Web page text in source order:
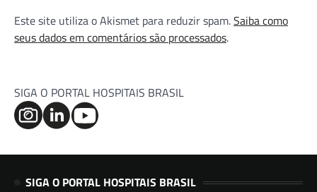
Este site utiliza o Akismet para reduzir spam.Saiba como
seus dados em comentários são processados.
SIGA O PORTAL HOSPITAIS BRASIL
SIGA O PORTAL HOSPITAIS BRASIL